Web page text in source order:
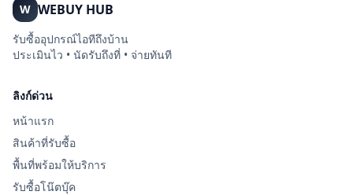
W WEBUY HUB
รับซื้ออุปกรณ์ไอทีถึงบ้าน
ประเมินไว • นัดรับถึงที่ • จ่ายทันที
ลิงก์ด่วน
หน้าแรก
สินค้าที่รับซื้อ
พื้นที่พร้อมให้บริการ
รับซื้อโน๊ตบุ๊ค